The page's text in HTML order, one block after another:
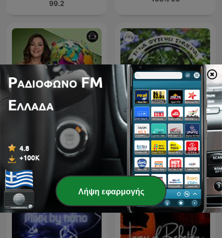
99.2
Στον κόσμο της Μαρίας,
με τη Μαρία Γεωργάκαινα
The plant podcast: Τι να
φυτέψω σήμερα; με την
Garden Coach Μαριάννα
Ράππου
Λήψη εφαρμογής